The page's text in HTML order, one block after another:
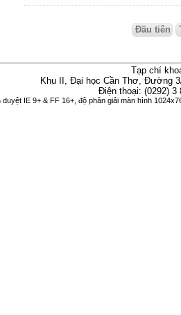
Đầu tiên
Tạp chí
Khu II, Đại học Cần Thơ, Đường
Điện thoại: (0292)
IE 9+ & FF 16+, độ phân giải màn hình